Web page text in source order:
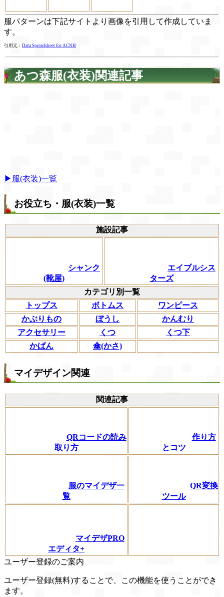
服パターンは下記サイトより画像を引用して作成していま
す。
引用元： Data Spreadsheet for ACNH
あつ森服(衣装)関連記事
▶服(衣装)一覧
お役立ち・服(衣装)一覧
施設記事
シャンク
(靴屋)
エイブルシス
ターズ
カテゴリ別一覧
トップス
ボトムス
ワンピース
かぶりもの
ぼうし
かんむり
アクセサリー
くつ
くつ下
かばん
傘(かさ)
マイデザイン関連
関連記事
QRコードの読み
取り方
作り方
とコツ
服のマイデザ一
覧
QR変換
ツール
マイデザPRO
エディタ+
ユーザー登録のご案内
ユーザー登録(無料)することで、この機能を使うことができ
ます。